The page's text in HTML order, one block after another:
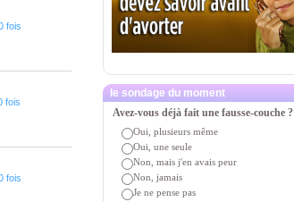
fois
fois
fois
le sondage du moment
Avez-vous déjà fait une fausse-couche ?
Oui, plusieurs même
Oui, une seule
Non, mais j'en avais peur
Non, jamais
Je ne pense pas